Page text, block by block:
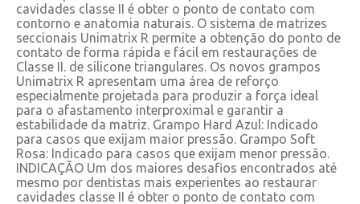
cavidades classe II é obter o ponto de contato com
contorno e anatomia naturais. O sistema de matrizes
seccionais Unimatrix R permite a obtenção do ponto de
contato de forma rápida e fácil em restaurações de
Classe II. de silicone triangulares. Os novos grampos
Unimatrix R apresentam uma área de reforço
especialmente projetada para produzir a força ideal
para o afastamento interproximal e garantir a
estabilidade da matriz. Grampo Hard Azul: Indicado
para casos que exijam maior pressão. Grampo Soft
Rosa: Indicado para casos que exijam menor pressão.
INDICAÇÃO Um dos maiores desafios encontrados até
mesmo por dentistas mais experientes ao restaurar
cavidades classe II é obter o ponto de contato com